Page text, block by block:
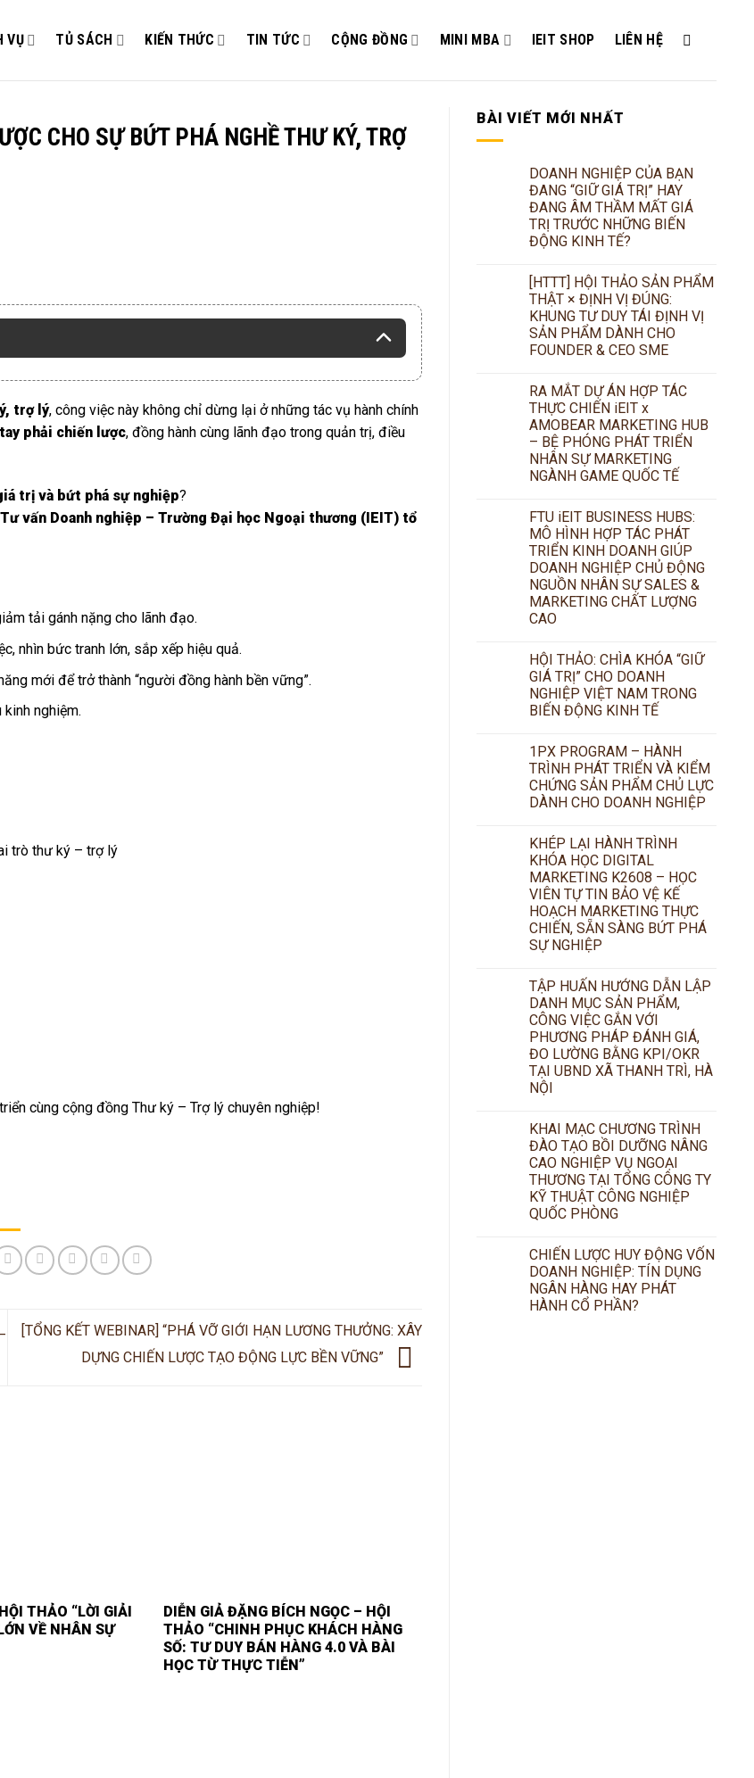
VỤ TỦ SÁCH KIẾN THỨC TIN TỨC CỘNG ĐỒNG MINI MBA IEIT SHOP LIÊN HỆ
CHO SỰ BỨT PHÁ NGHỀ THƯ KÝ, TRỢ
trợ lý, công việc này không chỉ dừng lại ở những tác vụ hành chính
phải chiến lược, đồng hành cùng lãnh đạo trong quản trị, điều
trị và bứt phá sự nghiệp?
vấn Doanh nghiệp – Trường Đại học Ngoại thương (IEIT) tổ
tải gánh nặng cho lãnh đạo.
nhìn bức tranh lớn, sắp xếp hiệu quả.
mới để trở thành “người đồng hành bền vững”.
nghiệm.
trò thư ký – trợ lý
cùng cộng đồng Thư ký – Trợ lý chuyên nghiệp!
[TỔNG KẾT WEBINAR] “PHÁ VỠ GIỚI HẠN LƯƠNG THƯỞNG: XÂY
DỰNG CHIẾN LƯỢC TẠO ĐỘNG LỰC BỀN VỮNG”
THẢO “LỜI GIẢI
VỀ NHÂN SỰ
DIỄN GIẢ ĐẶNG BÍCH NGỌC – HỘI
THẢO “CHINH PHỤC KHÁCH HÀNG
SỐ: TƯ DUY BÁN HÀNG 4.0 VÀ BÀI
HỌC TỪ THỰC TIỄN”
BÀI VIẾT MỚI NHẤT
DOANH NGHIỆP CỦA BẠN
ĐANG “GIỮ GIÁ TRỊ” HAY
ĐANG ÂM THẦM MẤT GIÁ
TRỊ TRƯỚC NHỮNG BIẾN
ĐỘNG KINH TẾ?
[HTTT] HỘI THẢO SẢN PHẨM
THẬT × ĐỊNH VỊ ĐÚNG:
KHUNG TƯ DUY TÁI ĐỊNH VỊ
SẢN PHẨM DÀNH CHO
FOUNDER & CEO SME
RA MẮT DỰ ÁN HỢP TÁC
THỰC CHIẾN iEIT x
AMOBEAR MARKETING HUB
– BỆ PHÓNG PHÁT TRIỂN
NHÂN SỰ MARKETING
NGÀNH GAME QUỐC TẾ
FTU iEIT BUSINESS HUBS:
MÔ HÌNH HỢP TÁC PHÁT
TRIỂN KINH DOANH GIÚP
DOANH NGHIỆP CHỦ ĐỘNG
NGUỒN NHÂN SỰ SALES &
MARKETING CHẤT LƯỢNG
CAO
HỘI THẢO: CHÌA KHÓA “GIỮ
GIÁ TRỊ” CHO DOANH
NGHIỆP VIỆT NAM TRONG
BIẾN ĐỘNG KINH TẾ
1PX PROGRAM – HÀNH
TRÌNH PHÁT TRIỂN VÀ KIỂM
CHỨNG SẢN PHẨM CHỦ LỰC
DÀNH CHO DOANH NGHIỆP
KHÉP LẠI HÀNH TRÌNH
KHÓA HỌC DIGITAL
MARKETING K2608 – HỌC
VIÊN TỰ TIN BẢO VỆ KẾ
HOẠCH MARKETING THỰC
CHIẾN, SẴN SÀNG BỨT PHÁ
SỰ NGHIỆP
TẬP HUẤN HƯỚNG DẪN LẬP
DANH MỤC SẢN PHẨM,
CÔNG VIỆC GẮN VỚI
PHƯƠNG PHÁP ĐÁNH GIÁ,
ĐO LƯỜNG BẰNG KPI/OKR
TẠI UBND XÃ THANH TRÌ, HÀ
NỘI
KHAI MẠC CHƯƠNG TRÌNH
ĐÀO TẠO BỒI DƯỠNG NÂNG
CAO NGHIỆP VỤ NGOẠI
THƯƠNG TẠI TỔNG CÔNG TY
KỸ THUẬT CÔNG NGHIỆP
QUỐC PHÒNG
CHIẾN LƯỢC HUY ĐỘNG VỐN
DOANH NGHIỆP: TÍN DỤNG
NGÂN HÀNG HAY PHÁT
HÀNH CỔ PHẦN?